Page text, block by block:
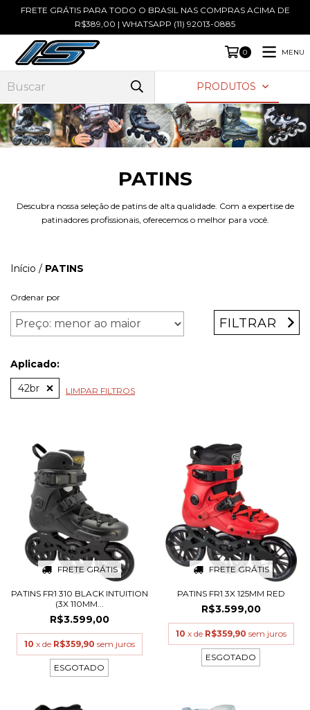
FRETE GRÁTIS PARA TODO O BRASIL NAS COMPRAS ACIMA DE
R$389,00 | WHATSAPP (11) 92013-0885
0 MENU
PRODUTOS
PATINS
Descubra nossa seleção de patins de alta qualidade. Com a expertise de
patinadores profissionais, oferecemos o melhor para você.
Início / PATINS
Ordenar por
FILTRAR
Aplicado:
42br
LIMPAR FILTROS
FRETE GRÁTIS
PATINS FR1 310 BLACK INTUITION
(3X 110MM...
R$3.599,00
10 x de R$359,90 sem juros
ESGOTADO
FRETE GRÁTIS
PATINS FR1 3X 125MM RED
R$3.599,00
10 x de R$359,90 sem juros
ESGOTADO